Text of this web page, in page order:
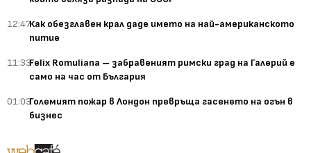
12:47Как обезглавен крал даде името на най-американското
питие
11:33Felix Romuliana – забравеният римски град на Галерий е
само на час от България
01:03Големият пожар в Лондон превръща гасенето на огън в
бизнес